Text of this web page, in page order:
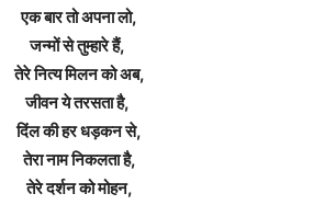
एक बार तो अपना लो,
जन्मों से तुम्हारे हैं,
तेरे नित्य मिलन को अब,
जीवन ये तरसता है,
दिंल की हर धड़कन से,
तेरा नाम निकलता है,
तेरे दर्शन को मोहन,